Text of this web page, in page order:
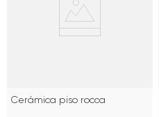
Cerámica piso rocca